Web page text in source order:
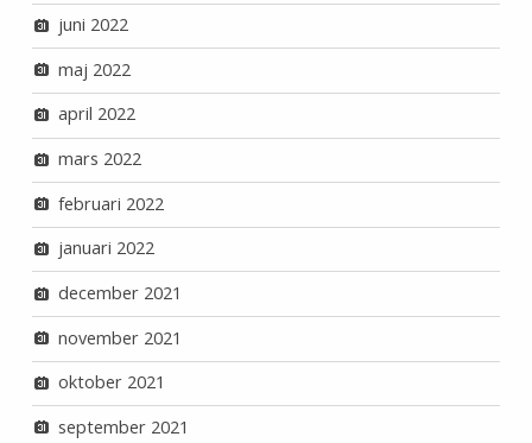
juni 2022
maj 2022
april 2022
mars 2022
februari 2022
januari 2022
december 2021
november 2021
oktober 2021
september 2021